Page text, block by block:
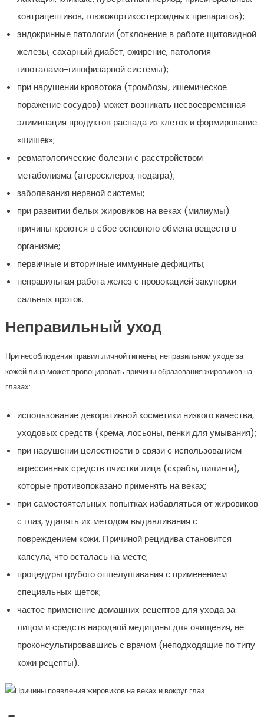
контрацептивов, глюкокортикостероидных препаратов);
эндокринные патологии (отклонение в работе щитовидной
железы, сахарный диабет, ожирение, патология
гипоталамо-гипофизарной системы);
при нарушении кровотока (тромбозы, ишемическое
поражение сосудов) может возникать несвоевременная
элиминация продуктов распада из клеток и формирование
«шишек»;
ревматологические болезни с расстройством
метаболизма (атеросклероз, подагра);
заболевания нервной системы;
при развитии белых жировиков на веках (милиумы)
причины кроются в сбое основного обмена веществ в
организме;
первичные и вторичные иммунные дефициты;
неправильная работа желез с провокацией закупорки
сальных проток.
Неправильный уход
При несоблюдении правил личной гигиены, неправильном уходе за
кожей лица может провоцировать причины образования жировиков на
глазах:
использование декоративной косметики низкого качества,
уходовых средств (крема, лосьоны, пенки для умывания);
при нарушении целостности в связи с использованием
агрессивных средств очистки лица (скрабы, пилинги),
которые противопоказано применять на веках;
при самостоятельных попытках избавляться от жировиков
с глаз, удалять их методом выдавливания с
повреждением кожи. Причиной рецидива становится
капсула, что осталась на месте;
процедуры грубого отшелушивания с применением
специальных щеток;
частое применение домашних рецептов для ухода за
лицом и средств народной медицины для очищения, не
проконсультировавшись с врачом (неподходящие по типу
кожи рецепты).